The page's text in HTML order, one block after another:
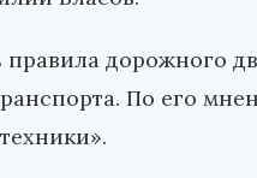
дорожного
По его